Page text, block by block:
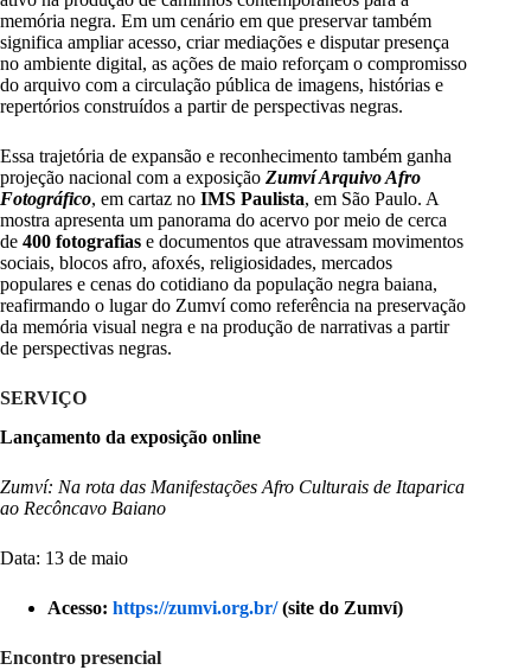
memória negra. Em um cenário em que preservar também
significa ampliar acesso, criar mediações e disputar presença
no ambiente digital, as ações de maio reforçam o compromisso
do arquivo com a circulação pública de imagens, histórias e
repertórios construídos a partir de perspectivas negras.
Essa trajetória de expansão e reconhecimento também ganha
projeção nacional com a exposição Zumví Arquivo Afro
Fotográfico, em cartaz no IMS Paulista, em São Paulo. A
mostra apresenta um panorama do acervo por meio de cerca
de 400 fotografias e documentos que atravessam movimentos
sociais, blocos afro, afoxés, religiosidades, mercados
populares e cenas do cotidiano da população negra baiana,
reafirmando o lugar do Zumví como referência na preservação
da memória visual negra e na produção de narrativas a partir
de perspectivas negras.
SERVIÇO
Lançamento da exposição online
Zumví: Na rota das Manifestações Afro Culturais de Itaparica
ao Recôncavo Baiano
Data: 13 de maio
Acesso: https://zumvi.org.br/(site do Zumví)
Encontro presencial